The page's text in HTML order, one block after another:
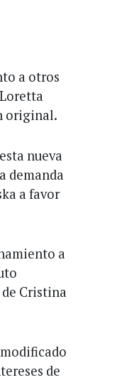
a otros
original.
nueva
demanda
a favor
a
Cristina
de